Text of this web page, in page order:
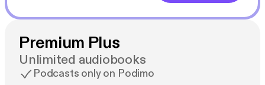
ved siden af busten af Anders Lassen uden for
Frihedsmuseet i København.
Premium Plus
Unlimited audiobooks
Podcasts only on Podimo